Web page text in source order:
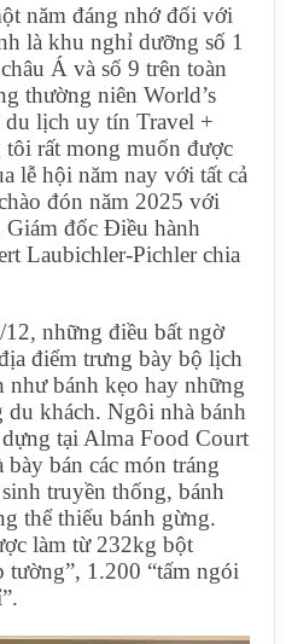
năm đáng nhớ đối với
là khu nghỉ dưỡng số 1
Á và số 9 trên toàn
thường niên World’s
du lịch uy tín Travel +
rất mong muốn được
lễ hội năm nay với tất cả
đón năm 2025 với
Giám đốc Điều hành
Laubichler-Pichler chia
những điều bất ngờ
điểm trưng bày bộ lịch
như bánh kẹo hay những
du khách. Ngôi nhà bánh
tại Alma Food Court
bán các món tráng
truyền thống, bánh
thể thiếu bánh gừng.
làm từ 232kg bột
tường”, 1.200 “tấm ngói